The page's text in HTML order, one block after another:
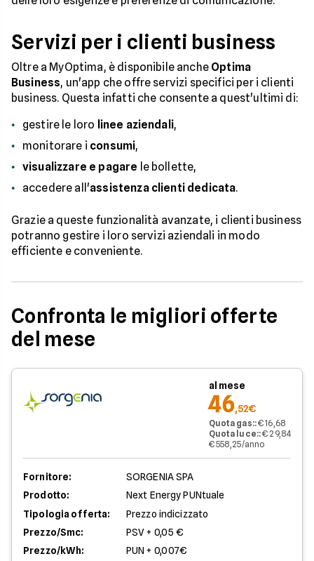
Servizi per i clienti business
Oltre a MyOptima, è disponibile anche Optima
Business, un'app che offre servizi specifici per i clienti
business. Questa infatti che consente a quest'ultimi di:
gestire le loro linee aziendali,
monitorare i consumi,
visualizzare e pagare le bollette,
accedere all'assistenza clienti dedicata.
Grazie a queste funzionalità avanzate, i clienti business
potranno gestire i loro servizi aziendali in modo
efficiente e conveniente.
Confronta le migliori offerte
del mese
al mese
46,52€
Quota gas::€ 16,68
Quota luce::€ 29,84
€ 558,25/anno
Fornitore:
SORGENIA SPA
Prodotto:
Next Energy PUNtuale
Tipologia offerta:
Prezzo indicizzato
Prezzo/Smc:
PSV + 0,05 €
Prezzo/kWh:
PUN + 0,007€